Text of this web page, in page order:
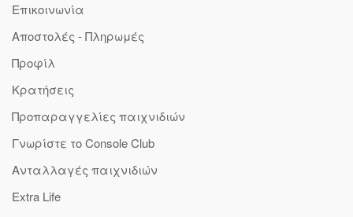
Επικοινωνία
Αποστολές - Πληρωμές
Προφίλ
Κρατήσεις
Προπαραγγελίες παιχνιδιών
Γνωρίστε το Console Club
Ανταλλαγές παιχνιδιών
Extra Life